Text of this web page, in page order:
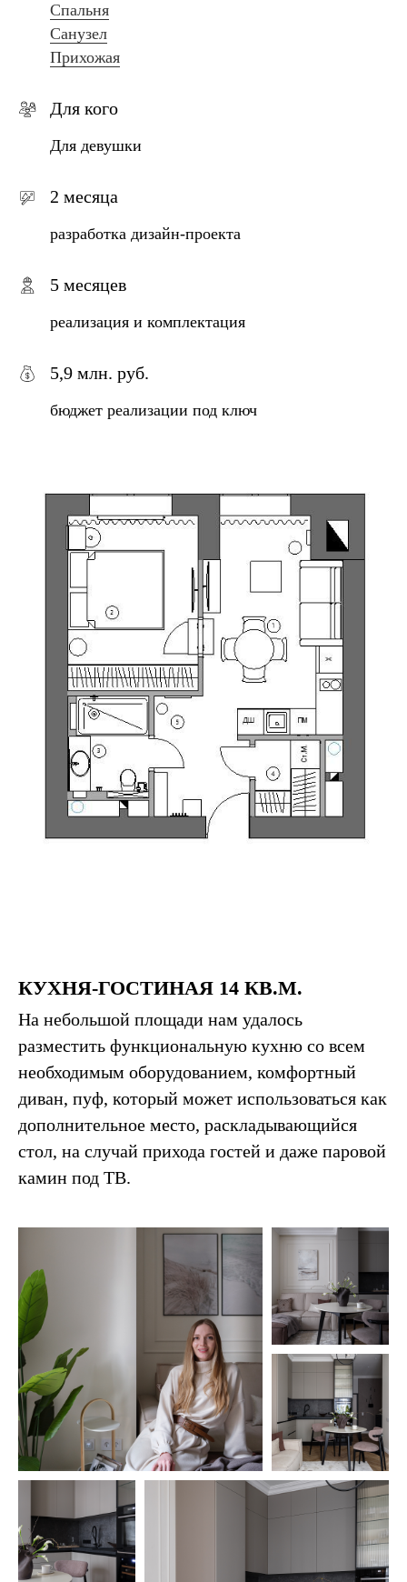
Спальня
Санузел
Прихожая
Для кого
Для девушки
2 месяца
разработка дизайн-проекта
5 месяцев
реализация и комплектация
5,9 млн. руб.
бюджет реализации под ключ
КУХНЯ-ГОСТИНАЯ 14 КВ.М.
На небольшой площади нам удалось
разместить функциональную кухню со всем
необходимым оборудованием, комфортный
диван, пуф, который может использоваться как
дополнительное место, раскладывающийся
стол, на случай прихода гостей и даже паровой
камин под ТВ.